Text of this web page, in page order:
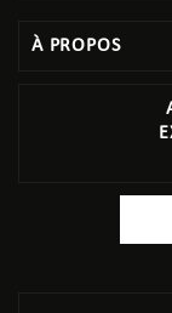
À PROPOS